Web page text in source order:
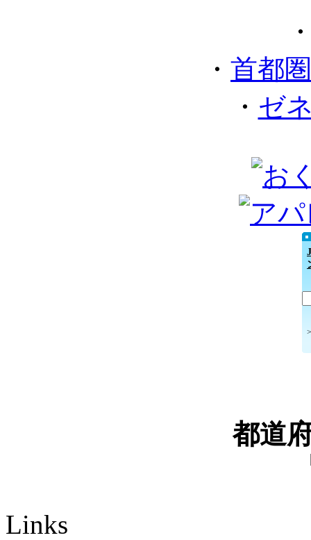
・ 首都
・ ゼ
都道
Links